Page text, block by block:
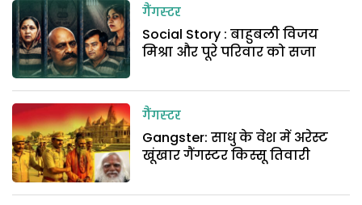
गैंगस्टर
Social Story : बाहुबली विजय
मिश्रा और पूरे परिवार को सजा
गैंगस्टर
Gangster: साधु के वेश में अरेस्ट
खूंखार गैंगस्टर किस्सू तिवारी